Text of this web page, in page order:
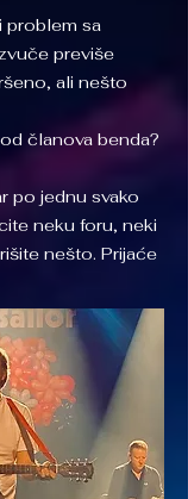
problem sa
previše
ali nešto
članova benda?
po jednu svako
neku foru, neki
nešto. Prijaće